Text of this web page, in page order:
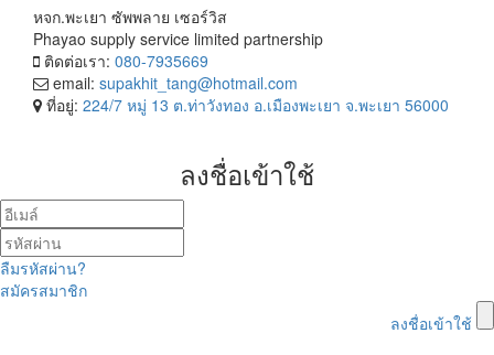
หจก.พะเยา ซัพพลาย เซอร์วิส
Phayao supply service limited partnership
ติดต่อเรา: 080-7935669
email: supakhit_tang@hotmail.com
ที่อยู่: 224/7 หมู่ 13 ต.ท่าวังทอง อ.เมืองพะเยา จ.พะเยา 56000
ลงชื่อเข้าใช้
ลืมรหัสผ่าน?
สมัครสมาชิก
ลงชื่อเข้าใช้